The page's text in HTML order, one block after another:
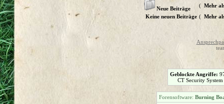
Neue Beiträge ( Mehr
Keine neuen Beiträge ( Mehr
Geblockte Angriffe:
CT Security
Forensoftware: Burning